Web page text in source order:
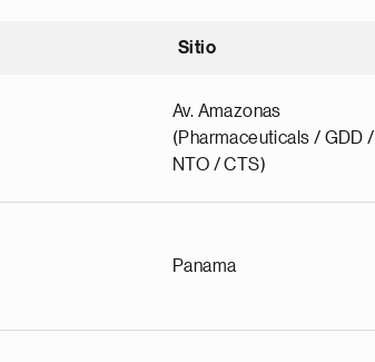
Sitio
Av. Amazonas
(Pharmaceuticals / GDD /
NTO / CTS)
Panama